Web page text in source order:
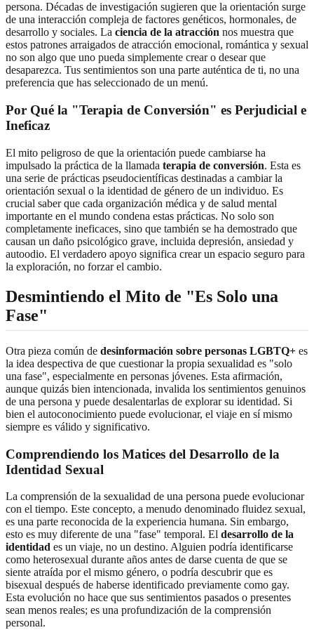
persona. Décadas de investigación sugieren que la orientación surge
de una interacción compleja de factores genéticos, hormonales, de
desarrollo y sociales. La ciencia de la atracción nos muestra que
estos patrones arraigados de atracción emocional, romántica y sexual
no son algo que uno pueda simplemente crear o desear que
desaparezca. Tus sentimientos son una parte auténtica de ti, no una
preferencia que has seleccionado de un menú.
Por Qué la "Terapia de Conversión" es Perjudicial e
Ineficaz
El mito peligroso de que la orientación puede cambiarse ha
impulsado la práctica de la llamada terapia de conversión. Esta es
una serie de prácticas pseudocientíficas destinadas a cambiar la
orientación sexual o la identidad de género de un individuo. Es
crucial saber que cada organización médica y de salud mental
importante en el mundo condena estas prácticas. No solo son
completamente ineficaces, sino que también se ha demostrado que
causan un daño psicológico grave, incluida depresión, ansiedad y
autoodio. El verdadero apoyo significa crear un espacio seguro para
la exploración, no forzar el cambio.
Desmintiendo el Mito de "Es Solo una
Fase"
Otra pieza común de desinformación sobre personas LGBTQ+ es
la idea despectiva de que cuestionar la propia sexualidad es "solo
una fase", especialmente en personas jóvenes. Esta afirmación,
aunque quizás bien intencionada, invalida los sentimientos genuinos
de una persona y puede desalentarlas de explorar su identidad. Si
bien el autoconocimiento puede evolucionar, el viaje en sí mismo
siempre es válido y significativo.
Comprendiendo los Matices del Desarrollo de la
Identidad Sexual
La comprensión de la sexualidad de una persona puede evolucionar
con el tiempo. Este concepto, a menudo denominado fluidez sexual,
es una parte reconocida de la experiencia humana. Sin embargo,
esto es muy diferente de una "fase" temporal. El desarrollo de la
identidad es un viaje, no un destino. Alguien podría identificarse
como heterosexual durante años antes de darse cuenta de que se
siente atraída por el mismo género, o podría descubrir que es
bisexual después de haberse identificado previamente como gay.
Esta evolución no hace que sus sentimientos pasados o presentes
sean menos reales; es una profundización de la comprensión
personal.